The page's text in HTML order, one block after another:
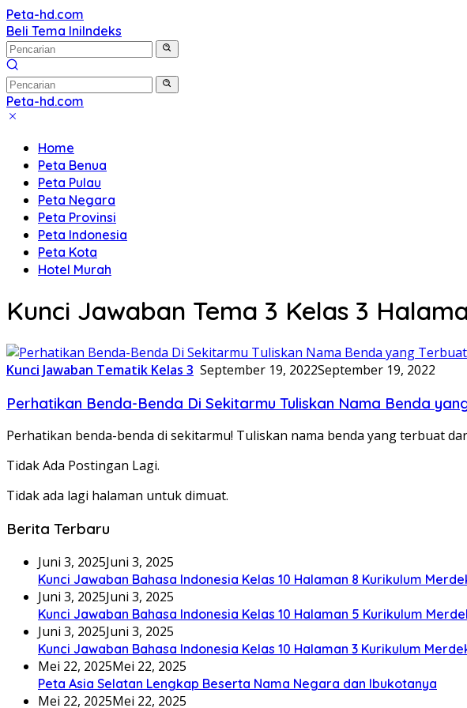
Langsung
ke
konten
Peta-hd.com
Kumpulan
Gambar
Peta
HD
Beli Tema IniIndeks
Peta-hd.com
Kumpulan
Peta
HD
Home
Peta Benua
Peta Pulau
Peta Negara
Peta Provinsi
Peta Indonesia
Peta Kota
Hotel Murah
Kunci Jawaban Tema 3 Kelas 3
Kunci Jawaban Tematik Kelas 3 September 19, 2022September 19, 2022
Perhatikan Benda-Benda Di Sekitarmu Tuliskan Nama Benda
Perhatikan benda-benda di sekitarmu! Tuliskan nama benda yang terbuat
Tidak Ada Postingan Lagi.
Tidak ada lagi halaman untuk dimuat.
Berita Terbaru
Juni 3, 2025Juni 3, 2025
Kunci Jawaban Bahasa Indonesia Kelas 10 Halaman 8 Kurikulum
Juni 3, 2025Juni 3, 2025
Kunci Jawaban Bahasa Indonesia Kelas 10 Halaman 5 Kurikulum
Juni 3, 2025Juni 3, 2025
Kunci Jawaban Bahasa Indonesia Kelas 10 Halaman 3 Kurikulum
Mei 22, 2025Mei 22, 2025
Peta Asia Selatan Lengkap Beserta Nama Negara dan Ibukotanya
Mei 22, 2025Mei 22, 2025